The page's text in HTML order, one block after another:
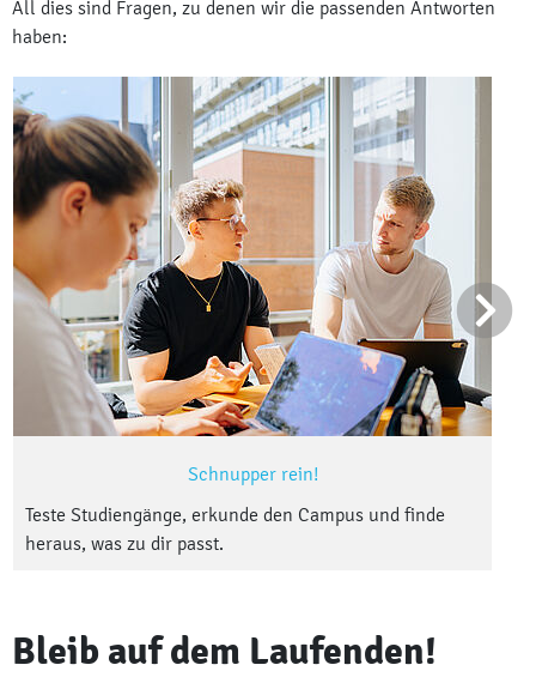
All dies sind Fragen, zu denen wir die passenden Antworten
haben:
Schnupper rein!
Teste Studiengänge, erkunde den Campus und finde
heraus, was zu dir passt.
Bleib auf dem Laufenden!